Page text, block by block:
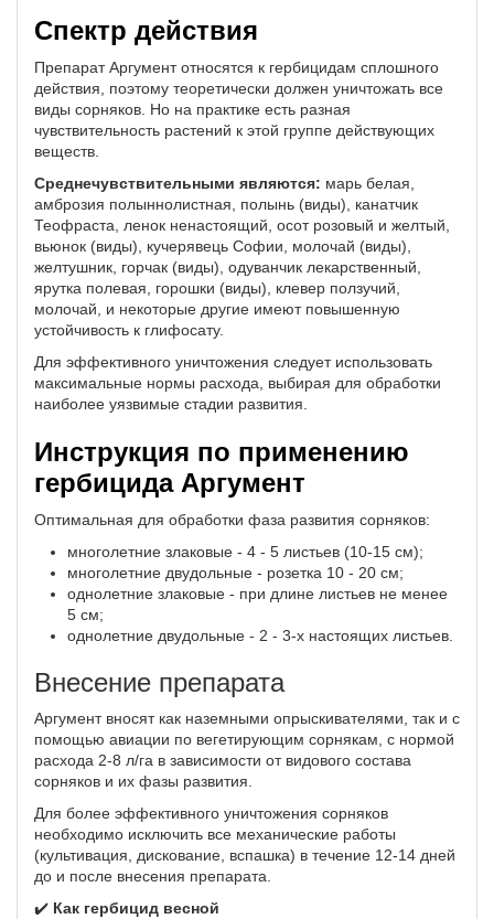
Спектр действия
Препарат Аргумент относятся к гербицидам сплошного
действия, поэтому теоретически должен уничтожать все
виды сорняков. Но на практике есть разная
чувствительность растений к этой группе действующих
веществ.
Среднечувствительными являются: марь белая,
амброзия полыннолистная, полынь (виды), канатчик
Теофраста, ленок ненастоящий, осот розовый и желтый,
вьюнок (виды), кучерявець Софии, молочай (виды),
желтушник, горчак (виды), одуванчик лекарственный,
ярутка полевая, горошки (виды), клевер ползучий,
молочай, и некоторые другие имеют повышенную
устойчивость к глифосату.
Для эффективного уничтожения следует использовать
максимальные нормы расхода, выбирая для обработки
наиболее уязвимые стадии развития.
Инструкция по применению
гербицида Аргумент
Оптимальная для обработки фаза развития сорняков:
многолетние злаковые - 4 - 5 листьев (10-15 см);
многолетние двудольные - розетка 10 - 20 см;
однолетние злаковые - при длине листьев не менее
5 см;
однолетние двудольные - 2 - 3-х настоящих листьев.
Внесение препарата
Аргумент вносят как наземными опрыскивателями, так и с
помощью авиации по вегетирующим сорнякам, с нормой
расхода 2-8 л/га в зависимости от видового состава
сорняков и их фазы развития.
Для более эффективного уничтожения сорняков
необходимо исключить все механические работы
(культивация, дискование, вспашка) в течение 12-14 дней
до и после внесения препарата.
✔️ Как гербицид весной